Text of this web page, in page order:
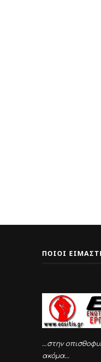
ΠΟΙΟΙ
…στην
ακόμα…